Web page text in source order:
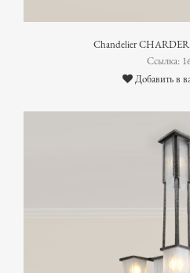
Chandelier CHARDER
Ссылка:
Добавить в